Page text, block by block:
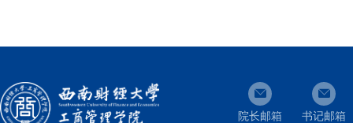
院长邮箱 书记邮箱